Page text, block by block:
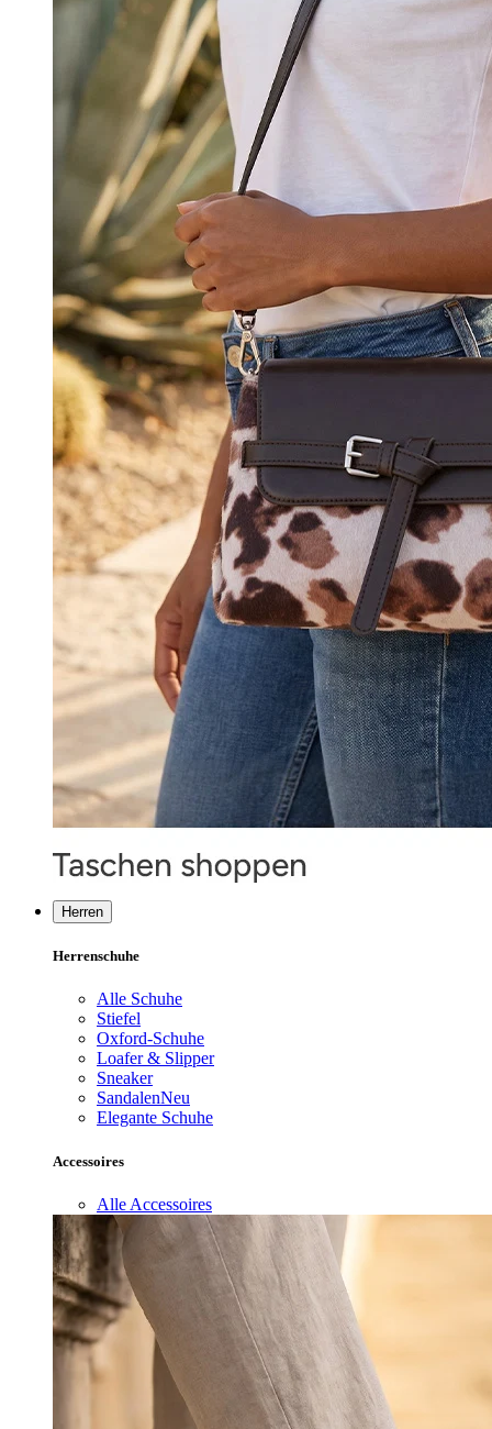
Herren
Herrenschuhe
Alle Schuhe
Stiefel
Oxford-Schuhe
Loafer & Slipper
Sneaker
SandalenNeu
Elegante Schuhe
Accessoires
Alle Accessoires